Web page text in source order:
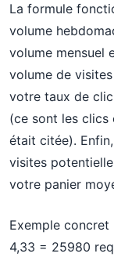
La formule
volume
volume mensuel
volume de
votre taux de
(ce sont les clics
était citée).
visites
votre panier
Exemple
4,33 = 25980